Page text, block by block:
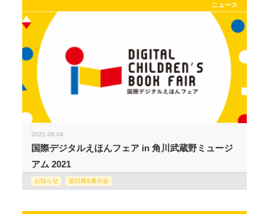
ニュース
2021.08.04
国際デジタルえほんフェア in 角川武蔵野ミュージ
アム 2021
お知らせ 巡回展&展示会